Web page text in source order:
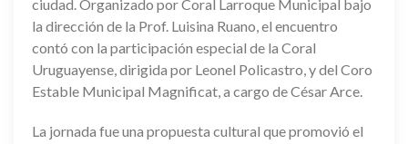
ciudad. Organizado por Coral Larroque Municipal bajo
la dirección de la Prof. Luisina Ruano, el encuentro
contó con la participación especial de la Coral
Uruguayense, dirigida por Leonel Policastro, y del Coro
Estable Municipal Magnificat, a cargo de César Arce.
La jornada fue una propuesta cultural que promovió el